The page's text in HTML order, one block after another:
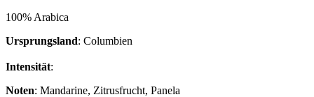
100% Arabica
Ursprungsland: Columbien
Intensität:
Noten: Mandarine, Zitrusfrucht, Panela